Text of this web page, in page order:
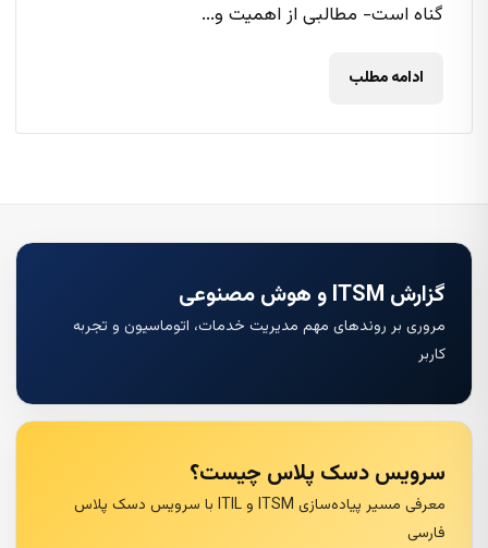
گناه است- مطالبی از اهمیت و...
ادامه مطلب
گزارش ITSM و هوش مصنوعی
مروری بر روندهای مهم مدیریت خدمات، اتوماسیون و تجربه
کاربر
سرویس دسک پلاس چیست؟
معرفی مسیر پیاده‌سازی ITSM و ITIL با سرویس دسک پلاس
فارسی